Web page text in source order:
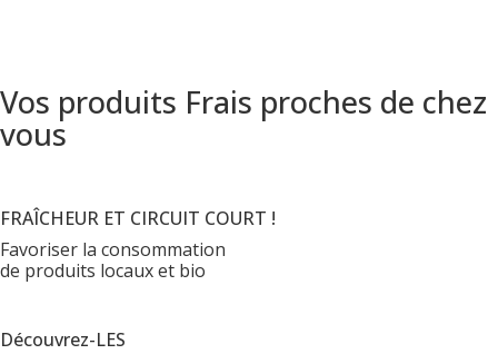
Vos produits Frais proches de chez
vous
FRAÎCHEUR ET CIRCUIT COURT !
Favoriser la consommation
de produits locaux et bio
Découvrez-LES